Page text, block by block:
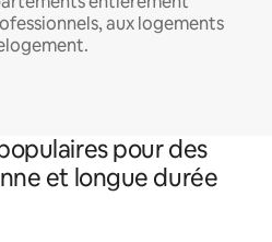
aux logements
pour des
et longue durée